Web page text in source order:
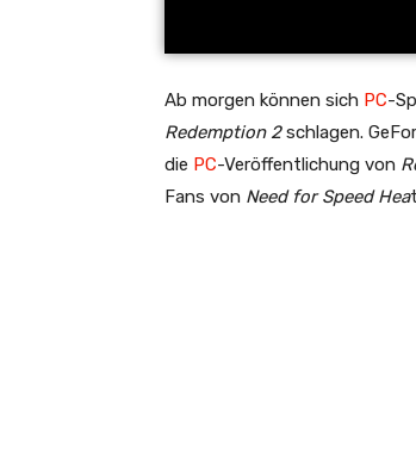
Ab morgen können sich PC-
Redemption 2schlagen.
die PC-Veröffentlichung von
Fans von Need for Speed Hea